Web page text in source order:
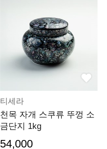
티세라
천목 자개 스쿠류 뚜껑 소
금단지 1kg
54,000